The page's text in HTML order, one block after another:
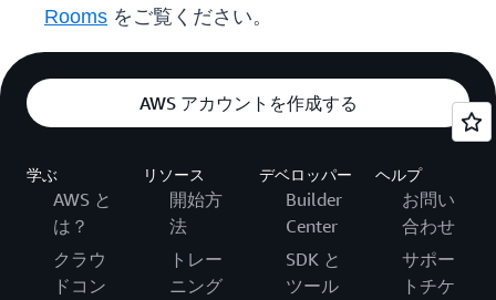
Rooms をご覧ください。
AWS アカウントを作成する
学ぶ
AWS と
は？
クラウ
ドコン
リソース
開始方
法
トレー
ニング
デベロッパー
Builder
Center
SDK と
ツール
ヘルプ
お問い
合わせ
サポー
トチケ